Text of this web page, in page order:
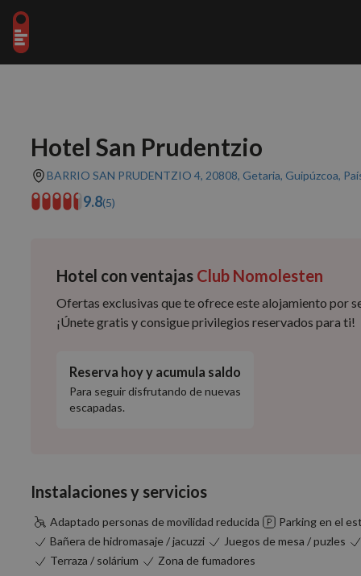
Hotel San Prudentzio
BARRIO SAN PRUDENTZIO 4, 20808, Getaria, Guipúzcoa,
9.8(5)
Hotel con ventajas Club Nomolesten
Ofertas exclusivas que te ofrece este alojamiento por
¡Únete gratis y consigue privilegios reservados para ti!
Reserva hoy y acumula saldo
Para seguir disfrutando de nuevas
escapadas.
Instalaciones y servicios
Adaptado personas de movilidad reducida Parking en el
Bañera de hidromasaje / jacuzzi
Juegos de mesa / puzles
Terraza / solárium
Zona de fumadores